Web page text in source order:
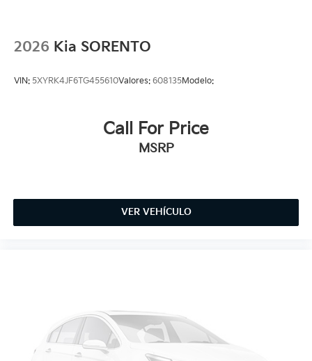
2026 Kia SORENTO
VIN: 5XYRK4JF6TG455610Valores: 608135Modelo:
Call For Price
MSRP
VER VEHÍCULO